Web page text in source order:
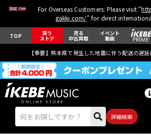
For Overseas Customers: Please visit "
gakki.com/" for direct
TOP 買う
ストア
売る
中古買取
イベント
動画
【重要】熊本県で発生した地震に伴う配送の遅
詳細検索